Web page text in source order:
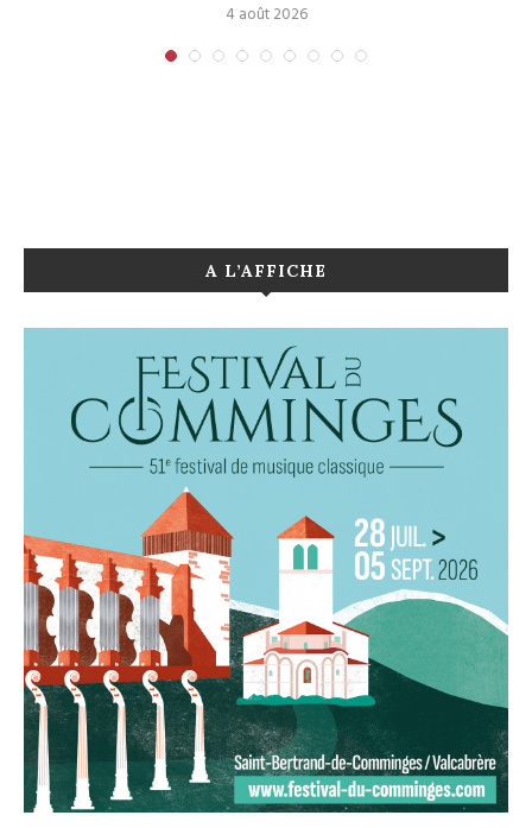
4 août 2026
A L’AFFICHE